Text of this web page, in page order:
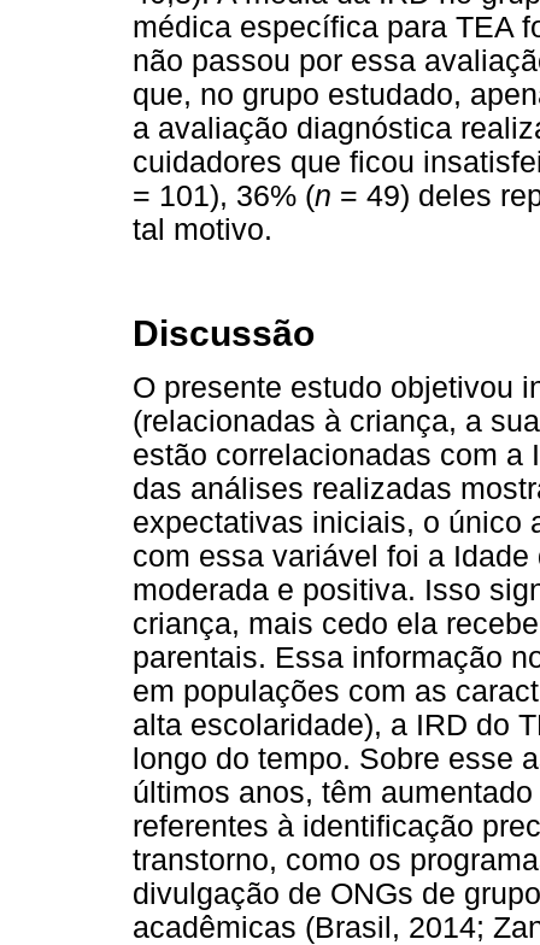
médica específica para TEA
não passou por essa
que, no grupo estudado,
a avaliação diagnóstica
cuidadores que ficou
= 101), 36% (n = 49) deles
tal motivo.
Discussão
O presente estudo objetivou
(relacionadas à criança, a
estão correlacionadas com a
das análises realizadas
expectativas iniciais, o único
com essa variável foi a
moderada e positiva. Isso
criança, mais cedo ela
parentais. Essa informação
em populações com as
alta escolaridade), a IRD do
longo do tempo. Sobre esse
últimos anos, têm
referentes à identificação
transtorno, como os
divulgação de ONGs de
acadêmicas (Brasil, 2014;